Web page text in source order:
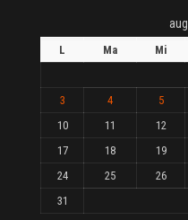
L Ma Mi
3
4 5
10
11 12
17
18 19
24
25 26
31